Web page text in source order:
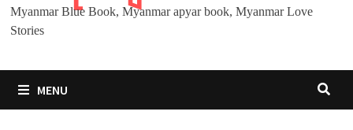
Myanmar Blue Book, Myanmar apyar book, Myanmar Love
Stories
MENU